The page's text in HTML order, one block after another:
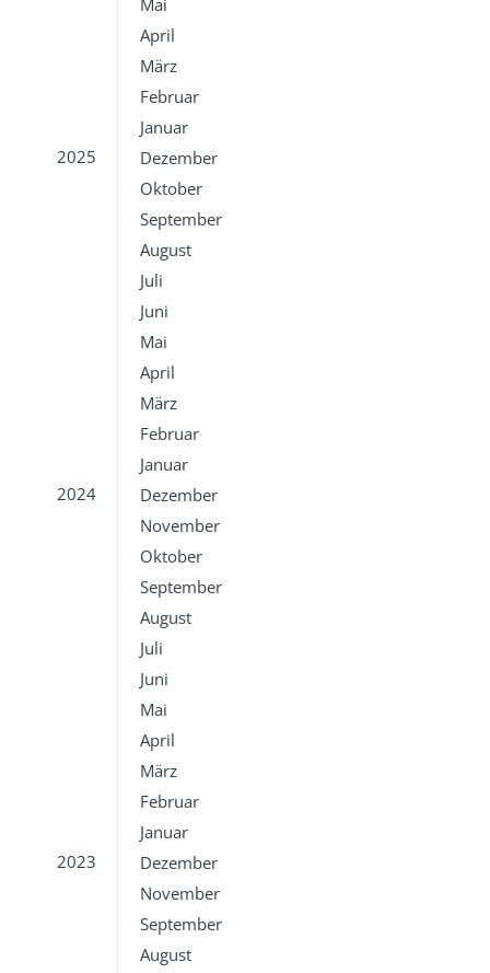
Mai
April
März
Februar
Januar
2025
Dezember
Oktober
September
August
Juli
Juni
Mai
April
März
Februar
Januar
2024
Dezember
November
Oktober
September
August
Juli
Juni
Mai
April
März
Februar
Januar
2023
Dezember
November
September
August